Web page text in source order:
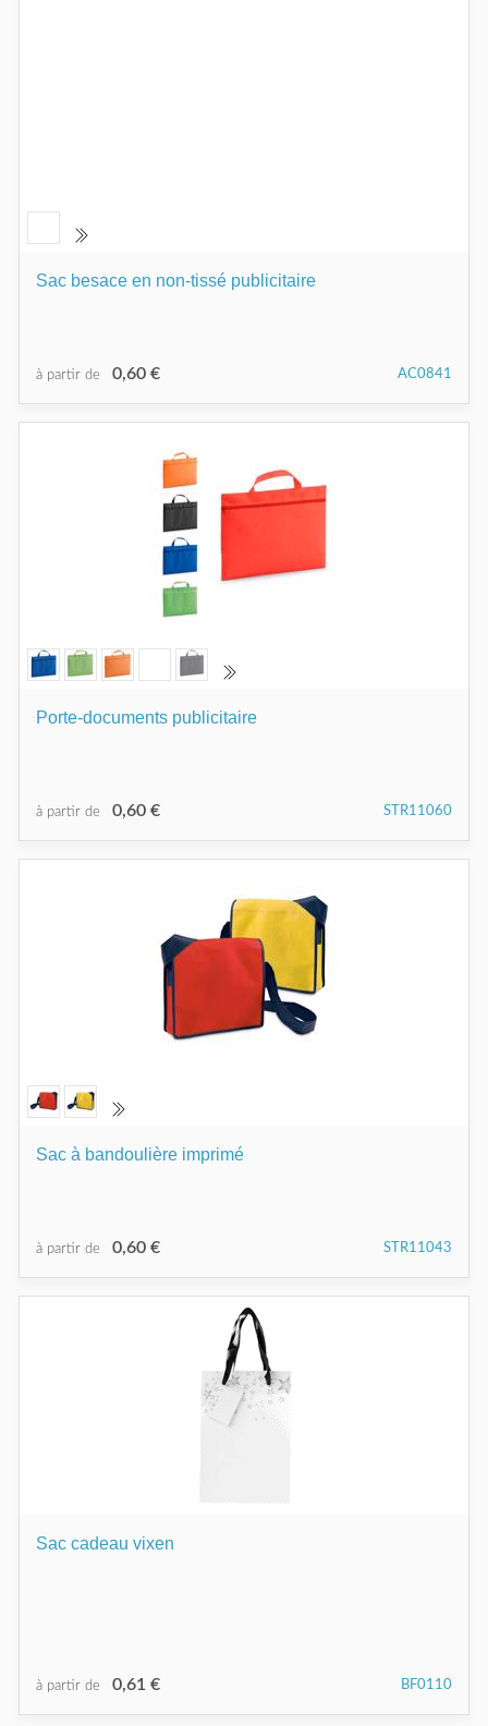
Sac besace en non-tissé publicitaire
à partir de 0,60 € AC0841
Porte-documents publicitaire
à partir de 0,60 € STR11060
Sac à bandoulière imprimé
à partir de 0,60 € STR11043
Sac cadeau vixen
à partir de 0,61 € BF0110